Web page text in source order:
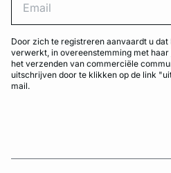
Door zich te registreren aanvaardt u
verwerkt, in overeenstemming met haar
het verzenden van commerciële
uitschrijven door te klikken op de link
mail.